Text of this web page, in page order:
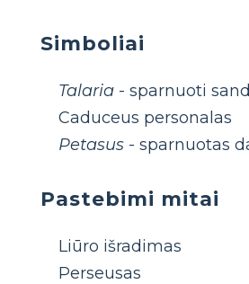
Simboliai
Talaria - sparnuoti
Caduceus personalas
Petasus - sparnuotas
Pastebimi mitai
Liūro išradimas
Perseusas